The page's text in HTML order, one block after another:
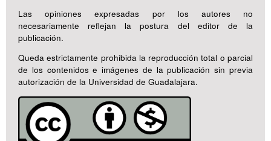
Las opiniones expresadas por los autores no
necesariamente reflejan la postura del editor de la
publicación.
Queda estrictamente prohibida la reproducción total o parcial
de los contenidos e imágenes de la publicación sin previa
autorización de la Universidad de Guadalajara.